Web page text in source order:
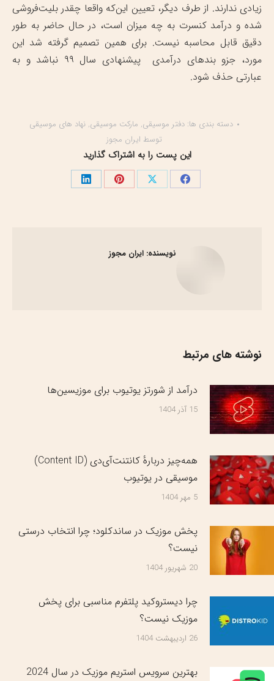
زیادی ندارند. از طرف دیگر، تعیین این‌که واقعا چقدر بلیت‌فروشی
شده و درآمد کنسرت به چه میزان است، در حال حاضر به طور
دقیق قابل محاسبه نیست. برای همین تصمیم گرفته شد این
مورد، جزو بندهای درآمدی پیشنهادی سال ۹۹ نباشد و به
عبارتی حذف شود.
دسته بندی ها: دفتر موسیقی, مارکت موسیقی, نهاد های موسیقی
توسط ایران مجوز
این پست را به اشتراک گذارید
اشتراک اشتراک اشتراک اشتراک
نویسنده: ایران مجوز
نوشته های مرتبط
درآمد از شورتز یوتیوب برای موزیسین‌ها
15 آذر 1404
همه‌چیز دربارهٔ کانتنت‌آی‌دی (Content ID)
موسیقی در یوتیوب
5 مهر 1404
پخش موزیک در ساندکلود؛ چرا انتخاب درستی
نیست؟
20 شهریور 1404
چرا دیستروکید پلتفرم مناسبی برای پخش
موزیک نیست؟
26 اردیبهشت 1404
بهترین سرویس‌ استریم موزیک در سال 2024